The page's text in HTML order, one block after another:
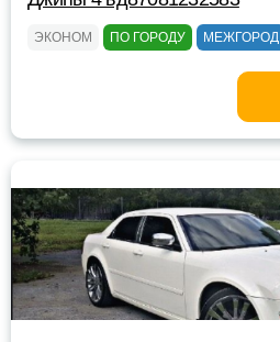
ЭКОНОМ ПО ГОРОДУ МЕЖГОРОД